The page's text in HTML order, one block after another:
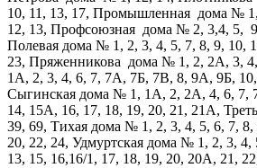
10, 11, 13, 17, Промышленная дома №
12, 13, Профсоюзная дома № 2, 3,4, 5,
Полевая дома № 1, 2, 3, 4, 5, 7, 8, 9, 10,
23, Пряженникова дома № 1, 2, 2А, 3,
1А, 2, 3, 4, 6, 7, 7А, 7Б, 7В, 8, 9А, 9Б, 10,
Сыгинская дома № 1, 1А, 2, 2А, 4, 6, 7,
14, 15А, 16, 17, 18, 19, 20, 21, 21А,
39, 69, Тихая дома № 1, 2, 3, 4, 5, 6, 7, 8,
20, 22, 24, Удмуртская дома № 1, 2, 3, 4,
13, 15, 16,16/1, 17, 18, 19, 20, 20А, 21,